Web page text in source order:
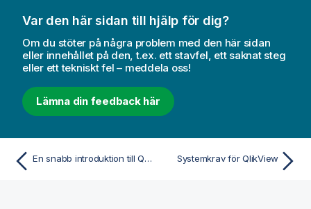
Var den här sidan till hjälp för dig?
Om du stöter på några problem med den här sidan
eller innehållet på den, t.ex. ett stavfel, ett saknat steg
eller ett tekniskt fel – meddela oss!
Lämna din feedback här
En snabb introduktion till QlikView Systemkrav för QlikView